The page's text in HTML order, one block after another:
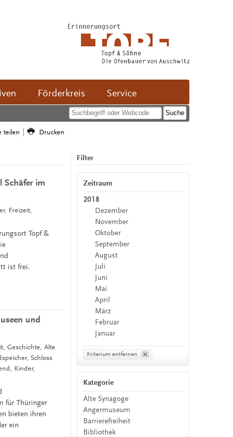
Förderkreis Service
teilen Drucken
Schäfer im
Freizeit,
Topf &
ist frei.
und
Geschichte, Alte
Schloss
Kinder,
für Thüringer
bieten ihren
ein
Filter
Zeitraum
2018
Dezember
November
Oktober
September
August
Juli
Juni
Mai
April
März
Februar
Januar
Kriterium entfernen
Kategorie
Alte Synagoge
Angermuseum
Barrierefreiheit
Bibliothek